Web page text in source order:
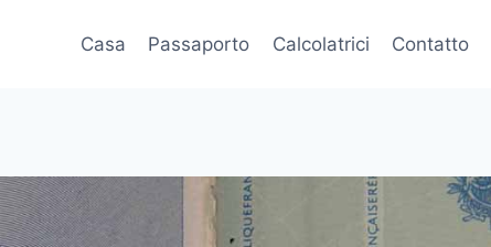
Casa Passaporto Calcolatrici Contatto